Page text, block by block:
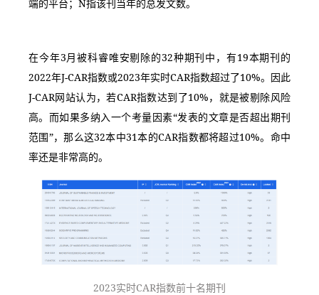
端的平台；N指该刊当年的总发文数。
在今年3月被科睿唯安剔除的32种期刊中，有19本期刊的
2022年J-CAR指数或2023年实时CAR指数超过了10%。因此
J-CAR网站认为，若CAR指数达到了10%，就是被剔除风险
高。而如果多纳入一个考量因素“发表的文章是否超出期刊
范围”，那么这32本中31本的CAR指数都将超过10%。命中
率还是非常高的。
2023实时CAR指数前十名期刊